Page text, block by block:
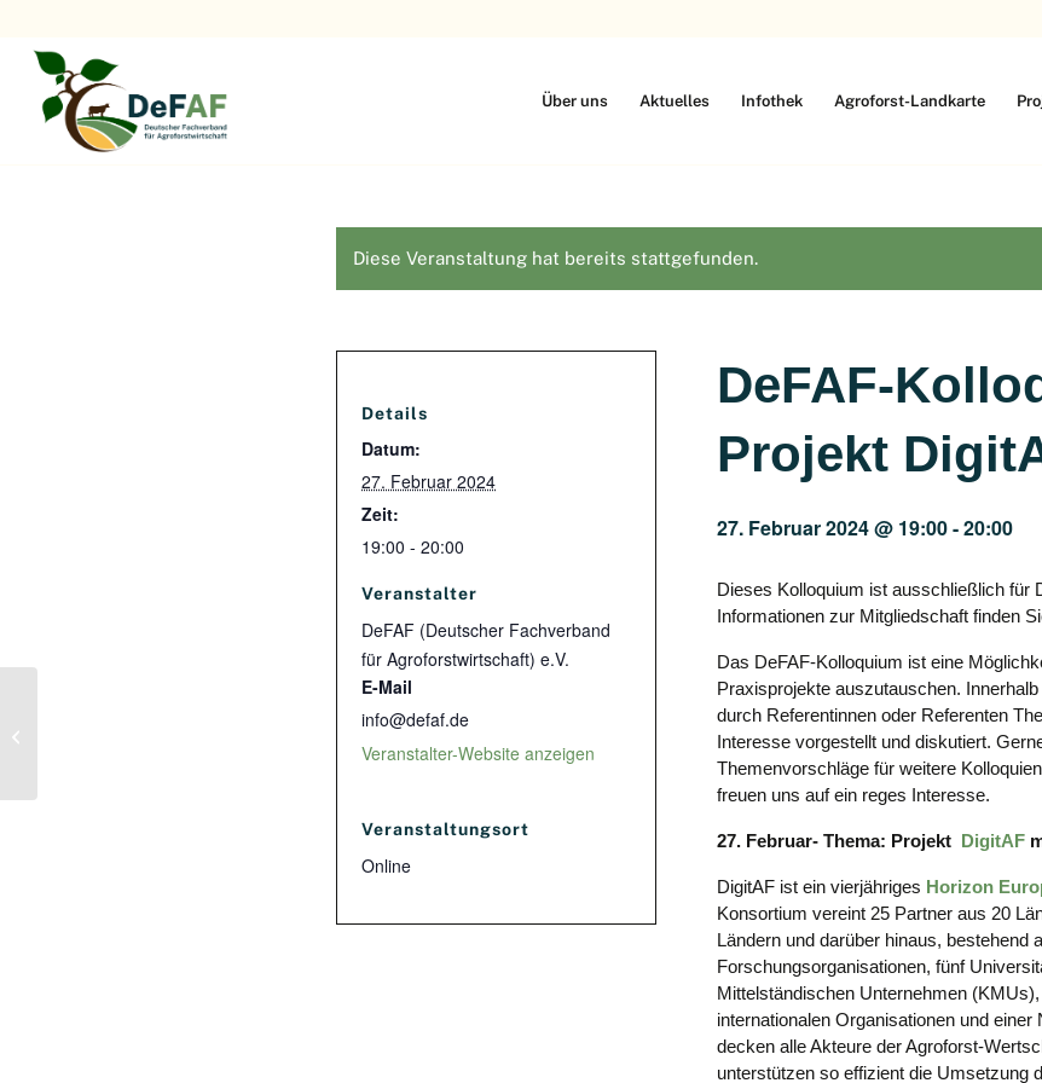
Über uns Aktuelles Infothek Agroforst-Landkarte
Diese Veranstaltung hat bereits stattgefunden.
DeFAF-
Projekt
27. Februar 2024 @ 19:00-20:00
Dieses Kolloquium ist ausschließlich für
Informationen zur Mitgliedschaft finden
Das DeFAF-Kolloquium ist eine
Praxisprojekte auszutauschen.
durch Referentinnen oder Referenten
Interesse vorgestellt und diskutiert.
Themenvorschläge für weitere
freuen uns auf ein reges Interesse.
27. Februar- Thema: Projekt DigitAF
DigitAF ist ein vierjähriges Horizon
Konsortium vereint 25 Partner aus 20
Ländern und darüber hinaus, bestehend
Forschungsorganisationen, fünf
Mittelständischen Unternehmen
internationalen Organisationen und
decken alle Akteure der Agroforst-
unterstützen so effizient die Umsetzung
Details
Datum:
27. Februar 2024
Zeit:
19:00 - 20:00
Veranstalter
DeFAF (Deutscher Fachverband
für Agroforstwirtschaft) e.V.
E-Mail
info@defaf.de
Veranstalter-Website anzeigen
Veranstaltungsort
Online